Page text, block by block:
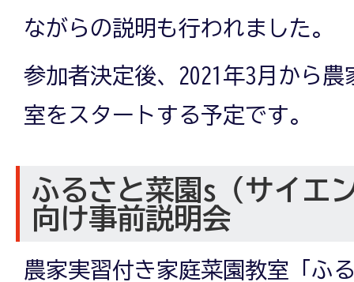
ながらの説明も行われました。
参加者決定後、2021年3月から
室をスタートする予定です。
ふるさと菜園s（サイエ
向け事前説明会
農家実習付き家庭菜園教室「ふ